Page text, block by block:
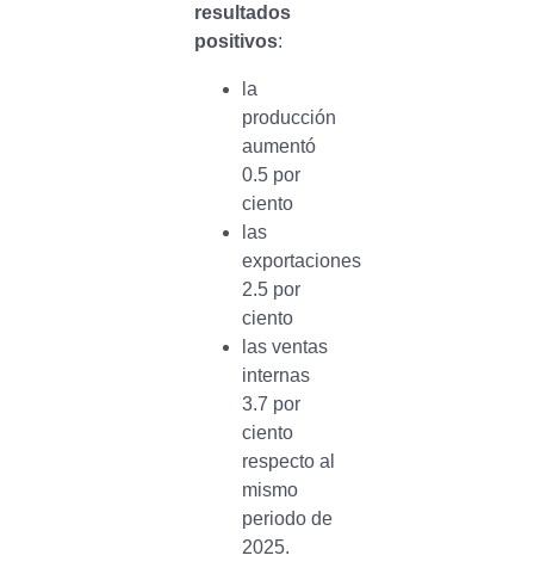
resultados
positivos:
la
producción
aumentó
0.5 por
ciento
las
exportaciones
2.5 por
ciento
las ventas
internas
3.7 por
ciento
respecto al
mismo
periodo de
2025.